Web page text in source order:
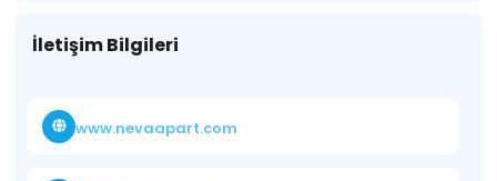
İletişim Bilgileri
www.nevaapart.com